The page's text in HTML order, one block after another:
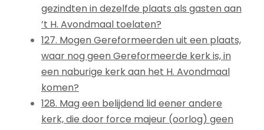
gezindten in dezelfde plaats als gasten aan
’t H. Avondmaal toelaten?
127. Mogen Gereformeerden uit een plaats,
waar nog geen Gereformeerde kerk is, in
een naburige kerk aan het H. Avondmaal
komen?
128. Mag een belijdend lid eener andere
kerk, die door force majeur (oorlog) geen